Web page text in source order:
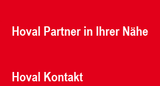
Hoval Partner in Ihrer Nähe
Hoval Kontakt